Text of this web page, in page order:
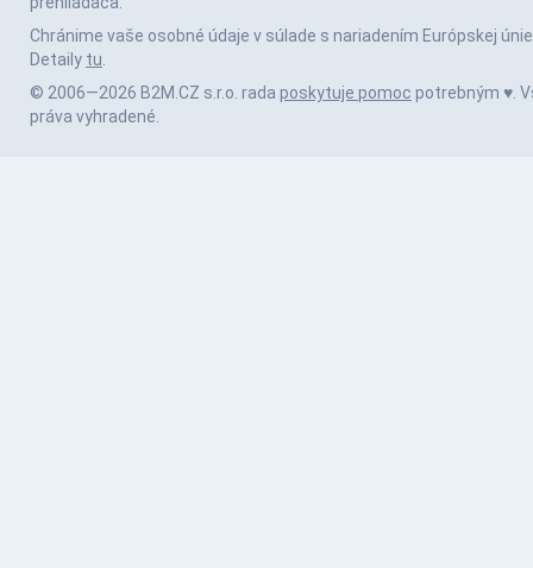
Chránime vaše osobné údaje v súlade s nariadením Európskej únie
Detaily tu.
© 2006—2026 B2M.CZ s.r.o. rada poskytuje pomoc potrebným ♥️.
práva vyhradené.